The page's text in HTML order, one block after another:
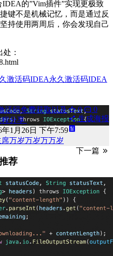
的”Vim插件”实现更极致
键不是机械记忆，而是通过反
持使用两周后，你会发现自己
：
激活码IDEA永久激活码IDEA
0
0
生成海报
活码免费获取以及
程分享
年1月26日 下午7:59
万岁万岁万万岁
下一篇
荐